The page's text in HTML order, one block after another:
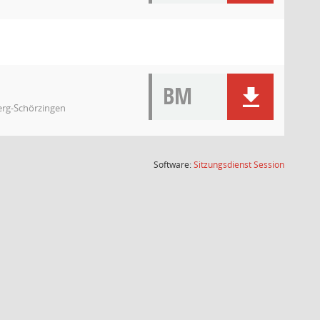
Schörzingen
BM
Software:SitzungsdienstSession(Wird in